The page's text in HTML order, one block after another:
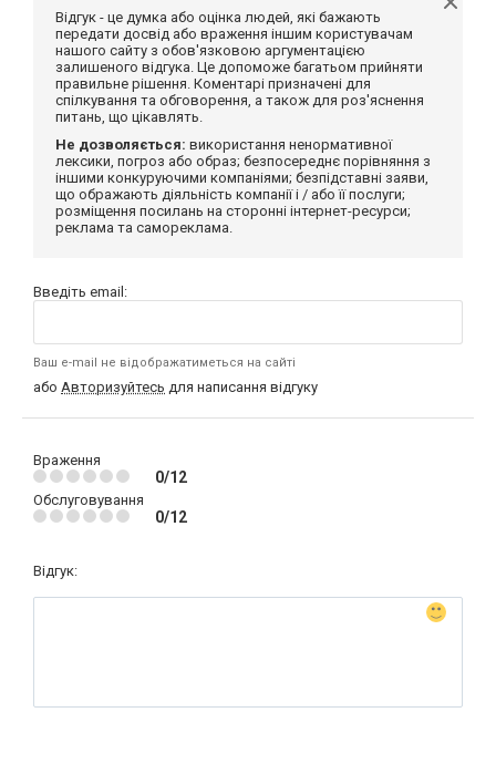
Відгук - це думка або оцінка людей, які бажають
передати досвід або враження іншим користувачам
нашого сайту з обов'язковою аргументацією
залишеного відгука. Це допоможе багатьом прийняти
правильне рішення. Коментарі призначені для
спілкування та обговорення, а також для роз'яснення
питань, що цікавлять.
Не дозволяється: використання ненормативної
лексики, погроз або образ; безпосереднє порівняння з
іншими конкуруючими компаніями; безпідставні заяви,
що ображають діяльність компанії і / або її послуги;
розміщення посилань на сторонні інтернет-ресурси;
реклама та самореклама.
Введіть email:
Ваш e-mail не відображатиметься на сайті
або Авторизуйтесь для написання відгуку
Враження
0/12
Обслуговування
0/12
Відгук: